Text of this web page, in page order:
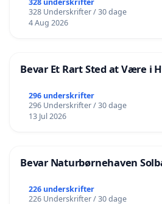
328 underskrifter
328 Underskrifter / 30 dage
4 Aug 2026
Bevar Et Rart Sted at Være i
296 underskrifter
296 Underskrifter / 30 dage
13 Jul 2026
Bevar Naturbørnehaven
226 underskrifter
226 Underskrifter / 30 dage